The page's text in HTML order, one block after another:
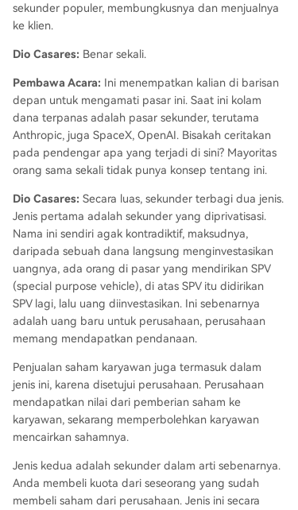
sekunder populer, membungkusnya dan menjualnya
ke klien.
Dio Casares: Benar sekali.
Pembawa Acara: Ini menempatkan kalian di barisan
depan untuk mengamati pasar ini. Saat ini kolam
dana terpanas adalah pasar sekunder, terutama
Anthropic, juga SpaceX, OpenAI. Bisakah ceritakan
pada pendengar apa yang terjadi di sini? Mayoritas
orang sama sekali tidak punya konsep tentang ini.
Dio Casares: Secara luas, sekunder terbagi dua jenis.
Jenis pertama adalah sekunder yang diprivatisasi.
Nama ini sendiri agak kontradiktif, maksudnya,
daripada sebuah dana langsung menginvestasikan
uangnya, ada orang di pasar yang mendirikan SPV
(special purpose vehicle), di atas SPV itu didirikan
SPV lagi, lalu uang diinvestasikan. Ini sebenarnya
adalah uang baru untuk perusahaan, perusahaan
memang mendapatkan pendanaan.
Penjualan saham karyawan juga termasuk dalam
jenis ini, karena disetujui perusahaan. Perusahaan
mendapatkan nilai dari pemberian saham ke
karyawan, sekarang memperbolehkan karyawan
mencairkan sahamnya.
Jenis kedua adalah sekunder dalam arti sebenarnya.
Anda membeli kuota dari seseorang yang sudah
membeli saham dari perusahaan. Jenis ini secara